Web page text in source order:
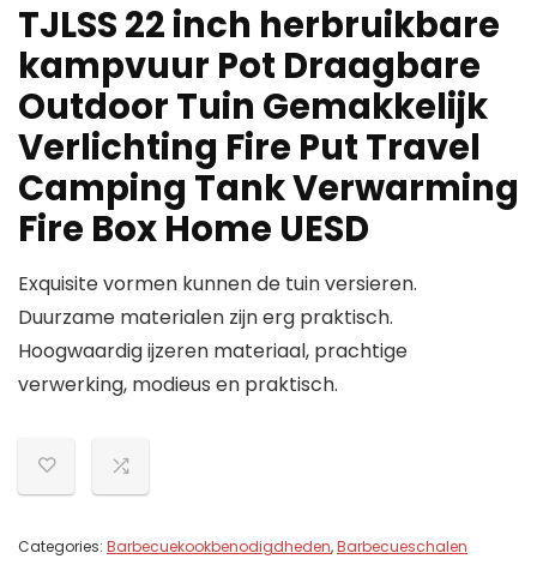
TJLSS 22 inch herbruikbare
kampvuur Pot Draagbare
Outdoor Tuin Gemakkelijk
Verlichting Fire Put Travel
Camping Tank Verwarming
Fire Box Home UESD
Exquisite vormen kunnen de tuin versieren.
Duurzame materialen zijn erg praktisch.
Hoogwaardig ijzeren materiaal, prachtige
verwerking, modieus en praktisch.
Categories: Barbecuekookbenodigdheden,Barbecueschalen